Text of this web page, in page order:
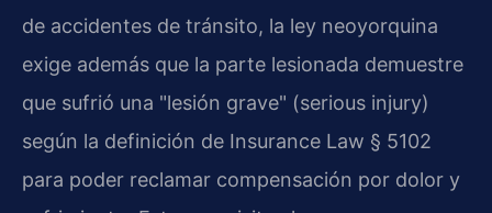
de accidentes de tránsito, la ley neoyorquina
exige además que la parte lesionada demuestre
que sufrió una "lesión grave" (serious injury)
según la definición de Insurance Law § 5102
para poder reclamar compensación por dolor y